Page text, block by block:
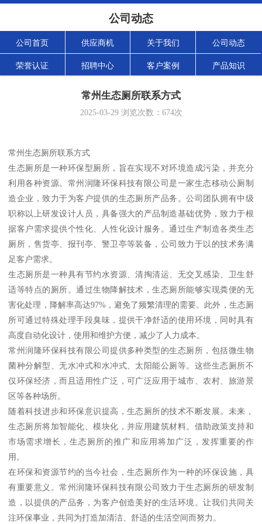
公司动态
公司首页 供应商机 关于我们 公司动态
荣誉认证 招聘中心 客户案例 产品知识
常州生态厕所联系方式
2025-03-29浏览次数： 674次
常州生态厕所联系方式
生态厕所是一种环保型厕所，旨在实现不对环境造成污染，并充分
利用各种资源。常州润隆环保科技有限公司是一家生态移动公厕制
造企业，致力于为客户提供的生态厕所产品务。公司团队拥有中级
职称以上研发设计人员，具备强大的产品制造基础优势，致力于根
据客户需求提供个性化、人性化设计服务。通过生产制造各类生态
厕所，售货亭、报刊亭、警卫亭等装备，公司致力于以的技术务满
足客户需求。
生态厕所是一种具有节约水资源、清掏清运、无交叉感染、卫生舒
适等特点的厕所。通过生物降解技术，生态厕所能够实现粪便的无
害化处理，降解率高达97%，避免了频繁清理的需要。此外，生态厕
所可通过特殊处理手段臭味，提供干净舒适的使用环境，同时具有
高度自动化设计，使用和维护方便，减少了人力成本。
常州润隆环保科技有限公司提供多种类型的生态厕所，包括微生物
菌种分解型、无水冲式和水冲式、太阳能公厕等。这些生态厕所不
仅环保经济，而且适用性广泛，可广泛应用于城市、农村、旅游景
区等各种场所。
随着科技进步和环保意识提高，生态厕所的技术不断发展。未来，
生态厕所将加智能化、模块化，并应用建筑材料。借助政策支持和
市场需求增长，生态厕所的推广和应用将加广泛，发挥重要的作
用。
在环保和资源节约的当今社会，生态厕所作为一种的环保设施，具
有重要意义。常州润隆环保科技有限公司致力于生态厕所的研发制
造，以提供的产品务，为客户创造美好的生活环境。让我们共同关
注环保事业，共同为打造加清洁、舒适的生活空间而努力。